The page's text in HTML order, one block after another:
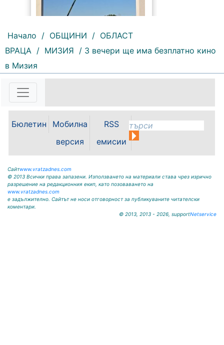
С футболна среща между
Кнежа/ и "Ботев" /Враца/ ще
бъде открит градския стадион в
Кнежа. Спортното съоръжение
носи името на легендарния
вратар от близкото минало
Начало / ОБЩИНИ / ОБЛАСТ
ВРАЦА / МИЗИЯ / 3 вечери ще има безплатно кино
в Мизия
Бюлетин
Мобилна
версия
RSS
емисии
Сайтwww.vratzadnes.com
© 2013 Всички права запазени. Използването на материали става чрез изрично
разрешение на редакционния екип, като позоваването на
www.vratzadnes.com
е задължително. Сайтът не носи отговорност за публикуваните читателски
коментари.
© 2013, 2013 - 2026, supportNetservice